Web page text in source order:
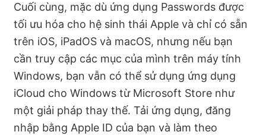
Cuối cùng, mặc dù ứng dụng Passwords được
tối ưu hóa cho hệ sinh thái Apple và chỉ có sẵn
trên iOS, iPadOS và macOS, nhưng nếu bạn
cần truy cập các mục của mình trên máy tính
Windows, bạn vẫn có thể sử dụng ứng dụng
iCloud cho Windows từ Microsoft Store như
một giải pháp thay thế. Tải ứng dụng, đăng
nhập bằng Apple ID của bạn và làm theo